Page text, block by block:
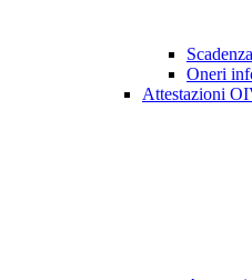
Oneri
Attestazioni